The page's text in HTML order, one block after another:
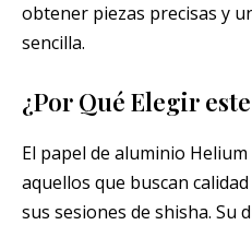
obtener piezas precisas y
sencilla.
¿Por Qué Elegir
El papel de aluminio
aquellos que buscan
sus sesiones de shisha. Su